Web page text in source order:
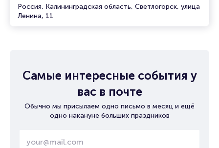
Россия, Калининградская область, Светлогорск, улица
Ленина, 11
Самые интересные события у
вас в почте
Обычно мы присылаем одно письмо в месяц и ещё
одно накануне больших праздников